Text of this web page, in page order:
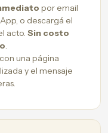
por email
o descargá el
acto. Sin costo
.
una página
y el mensaje